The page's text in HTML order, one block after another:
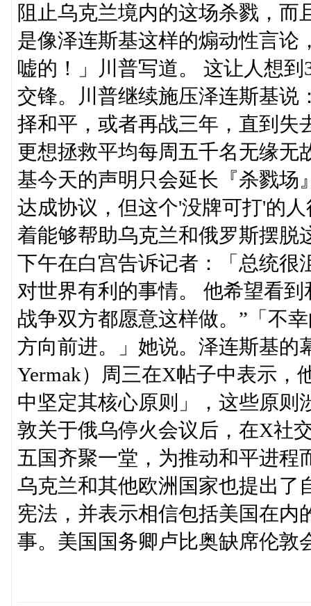
阻止乌克兰境内的这场杀戮，而
是像泽连斯基这样的煽动性言论
嘘的！」川普写道。 这让人想
交锋。川普继续施压泽连斯基
择和平，或者再战三年，直到失
更想拯救平均每周五千名无缘无
基今天的声明只会延长『杀戮场
达成协议，但这个'没牌可打'的
着能够帮助乌克兰和俄罗斯摆脱
下午在白宫告诉记者：「总统很
对世界有利的事情。 他希望看
战争双方都愿意这样做。”「不
方向前进。」她说。泽连斯基的
Yermak）周三在X帖子中表示，
中坚定其核心原则」，这些原则
敦关于俄乌停火会议后，在X社
五国齐聚一堂，为推动和平进程
乌克兰和其他欧洲国家也提出了
宪法，并表示相信包括美国在内
事。美国国务卿卢比奥缺席伦敦